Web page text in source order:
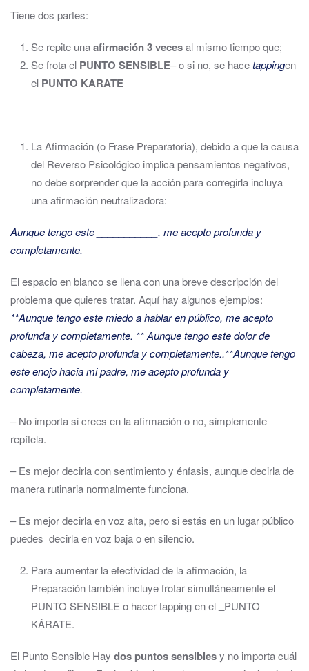
Tiene dos partes:
Se repite unaafirmación 3 vecesal mismo tiempo que;
Se frota el PUNTO SENSIBLE– o si no, se hacetappingen
el PUNTO KARATE
La Afirmación (o Frase Preparatoria), debido a que la causa
del Reverso Psicológico implica pensamientos negativos,
no debe sorprender que la acción para corregirla incluya
una afirmación neutralizadora:
Aunque tengo este ___________, me acepto profunda y
completamente.
El espacio en blanco se llena con una breve descripción del
problema que quieres tratar. Aquí hay algunos ejemplos:
**Aunque tengo este miedo a hablar en público, me acepto
profunda y completamente. ** Aunque tengo este dolor de
cabeza, me acepto profunda y completamente..**Aunque tengo
este enojo hacia mi padre, me acepto profunda y
completamente.
– No importa si crees en la afirmación o no, simplemente
repítela.
– Es mejor decirla con sentimiento y énfasis, aunque decirla de
manera rutinaria normalmente funciona.
– Es mejor decirla en voz alta, pero si estás en un lugar público
puedes decirla en voz baja o en silencio.
Para aumentar la efectividad de la afirmación, la
Preparación también incluye frotar simultáneamente el
PUNTO SENSIBLE o hacer tapping en el ‗PUNTO
KÁRATE.
El Punto Sensible Hay dos puntos sensiblesy no importa cuál